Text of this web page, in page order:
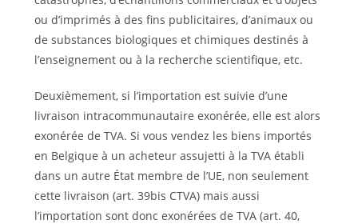
ou d’imprimés à des fins publicitaires, d’animaux ou
de substances biologiques et chimiques destinés à
l’enseignement ou à la recherche scientifique, etc.
Deuxièmement, si l’importation est suivie d’une
livraison intracommunautaire exonérée, elle est alors
exonérée de TVA. Si vous vendez les biens importés
en Belgique à un acheteur assujetti à la TVA établi
dans un autre État membre de l’UE, non seulement
cette livraison (art. 39bis CTVA) mais aussi
l’importation sont donc exonérées de TVA (art. 40,